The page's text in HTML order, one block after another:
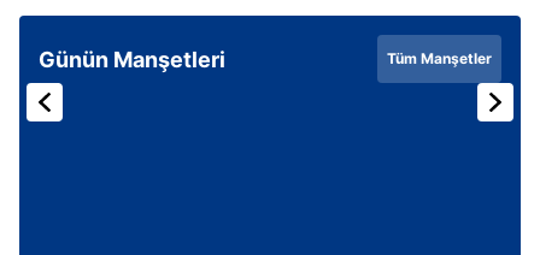
Günün Manşetleri Tüm Manşetler